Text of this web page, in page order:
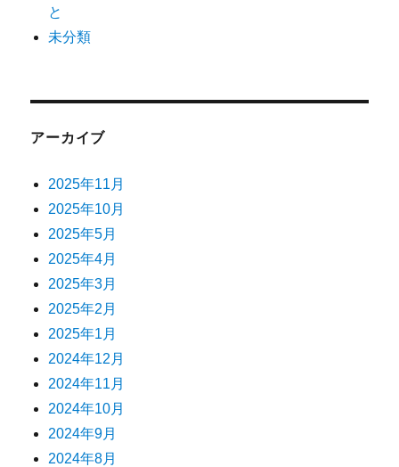
と
未分類
アーカイブ
2025年11月
2025年10月
2025年5月
2025年4月
2025年3月
2025年2月
2025年1月
2024年12月
2024年11月
2024年10月
2024年9月
2024年8月